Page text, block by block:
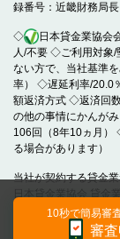
審
10秒で簡易審
録番号：近畿財務局
◇
日本貸金業協
人/不要 ◇ご利用対象/
ない方で、当社基準
率） ◇遅延利率/20.0
額返済方式 ◇返済回
の他の事情にかんが
106回（8年10ヵ月）
る場合があります）
当社が契約する貸金
日本貸金業協会 貸金